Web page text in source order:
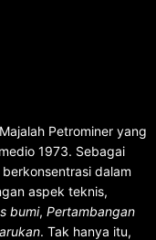
Petrominer yang
1973. Sebagai
dalam
aspek teknis,
bumi, Pertambangan
. Tak hanya itu,